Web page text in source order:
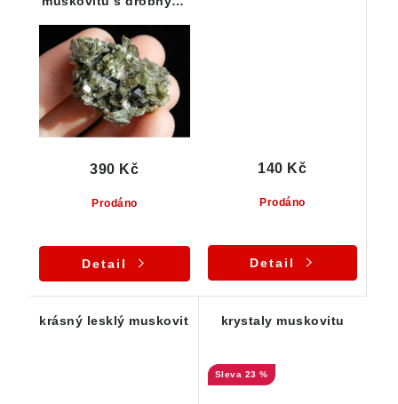
Prodáno
390 Kč
Detail
Prodáno
140 Kč
Detail
krásný lesklý muskovit krystaly muskovitu
23 %